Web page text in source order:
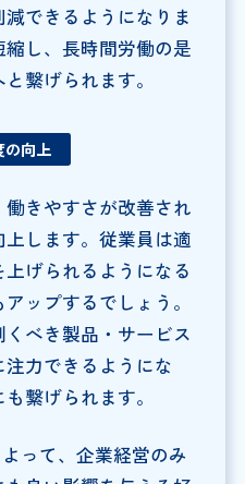
できるようになりま
し、長時間労働の是
繋げられます。
の向上
きやすさが改善され
します。従業員は適
げられるようになる
ップするでしょう。
べき製品・サービス
力できるようにな
繋げられます。
って、企業経営のみ